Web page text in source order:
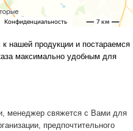
нашей продукции и постараемся
максимально удобным для
менеджер свяжется с Вами для
предпочтительного